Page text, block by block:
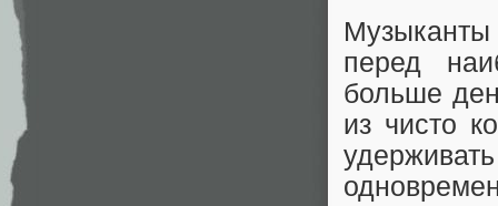
Музыканты
перед
больше
из чисто